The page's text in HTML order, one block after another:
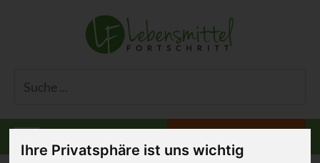
Ihre Privatsphäre ist uns wichtig